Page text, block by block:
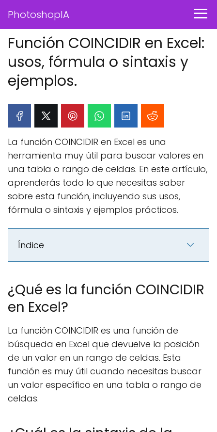
PhotoshopIA
Función COINCIDIR en Excel:
usos, fórmula o sintaxis y
ejemplos.
La función COINCIDIR en Excel es una
herramienta muy útil para buscar valores en
una tabla o rango de celdas. En este artículo,
aprenderás todo lo que necesitas saber
sobre esta función, incluyendo sus usos,
fórmula o sintaxis y ejemplos prácticos.
Índice
¿Qué es la función COINCIDIR
en Excel?
La función COINCIDIR es una función de
búsqueda en Excel que devuelve la posición
de un valor en un rango de celdas. Esta
función es muy útil cuando necesitas buscar
un valor específico en una tabla o rango de
celdas.